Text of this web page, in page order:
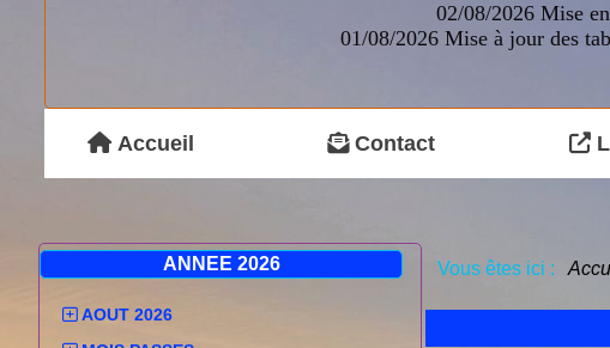
02/08/2026 Mise
01/08/2026 Mise à jour des
Accueil Contact
ANNEE 2026
AOUT 2026
Vous êtes ici :